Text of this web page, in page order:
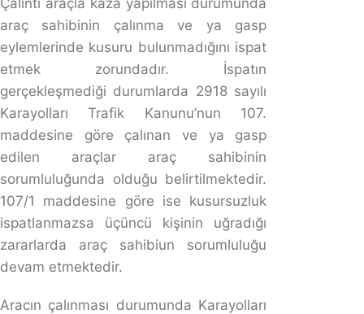
Başkasını aracını kullanmak diğer bir ifadeyle emaneten
araba kullanmanın herhangi bir cezası
bulunmamaktadır. Cezası bulunmayan bu durumun
aracın trafik kazasına karışması durumunda
yükümlülükleri bulunmaktadır.
Kazaya sebebiyet veren sürücünün cezai yaptırımları ve
tazminat yükümlülükleri bulunmaktadır.
Sürücünün yanı sıra araç sahibi de sürücü kadar
sorumludur. Kazaya karışan aracın sebebiyet verdiği
yaralanmaların gerçekleşmesi durumunda kazazede
Türk Ceza Kanunu’na göre ise kimse başkasının